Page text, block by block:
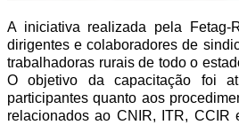
A iniciativa realizada pela
dirigentes e colaboradores de
trabalhadoras rurais de todo o
O objetivo da capacitação foi
participantes quanto aos
relacionados ao CNIR, ITR, CCIR